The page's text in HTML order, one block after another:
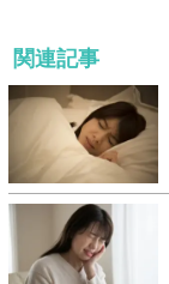
関連記事